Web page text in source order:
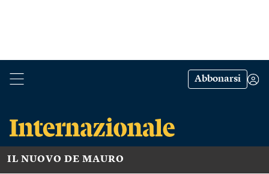
Abbonarsi
IL NUOVO DE MAURO